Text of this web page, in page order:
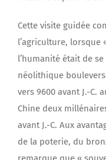
Cette visite guidée
l’agriculture, lorsque
l’humanité était de
néolithique
vers 9600 avant J.-C.
Chine deux
avant J.-C. Aux
de la poterie, du